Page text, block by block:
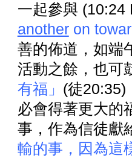
一起參與
anotheron
善的佈道，如端
活動之餘，也可
有福」 (徒20:35)
必會得著更大的
事，作為信徒獻
輸的事，因為這